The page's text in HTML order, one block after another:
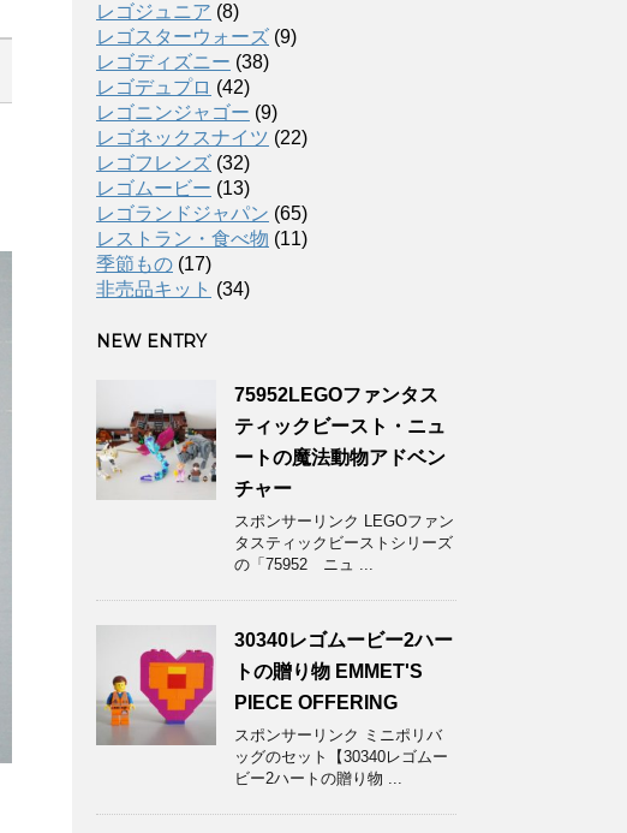
レゴジュニア (8)
レゴスターウォーズ (9)
レゴディズニー (38)
レゴデュプロ (42)
レゴニンジャゴー (9)
レゴネックスナイツ (22)
レゴフレンズ (32)
レゴムービー (13)
レゴランドジャパン (65)
レストラン・食べ物 (11)
季節もの (17)
非売品キット (34)
NEW ENTRY
75952LEGOファンタス
ティックビースト・ニュ
ートの魔法動物アドベン
チャー
スポンサーリンク LEGOファン
タスティックビーストシリーズ
の「75952 ニュ ...
30340レゴムービー2ハー
トの贈り物 EMMET'S
PIECE OFFERING
スポンサーリンク ミニポリバ
ッグのセット【30340レゴムー
ビー2ハートの贈り物 ...